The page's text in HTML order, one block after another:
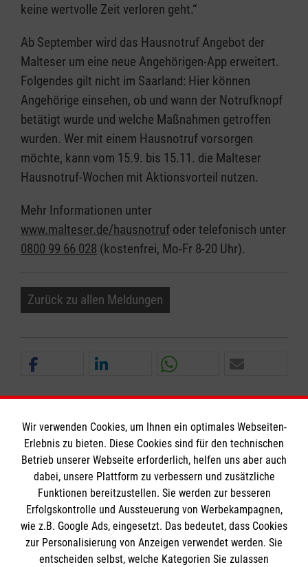
keine wertvolle Zeit verloren geht.“
Ab September wird das Hausnotruf Angebot der
Malteser um eine neue Angehörigen-App erweitert.
Folgendes gilt nicht im Saarland: Hier können
Angehörige einsehen, ob und wann der Notrufknopf
betätigt wurde und welche Maßnahmen getroffen
wurden. Wer mit einem Hausnotruf vorsorgen
möchte, kann vom 15.9. bis 15.11. die Malteser
Hausnotruf-Wochen mit Aktionsvorteil nutzen.
Mehr Informationen unter
www.malteser.de/hausnotruf oder telefonisch unter
0800 99 66 028 (kostenfrei, Mo-Fr 8-20 Uhr).
Zurück zu allen Meldungen
Informationen
Impressum
Datenschutz
Barrierefreiheit
Die Malteser
Wir verwenden Cookies, um Ihnen ein optimales Webseiten-
Erlebnis zu bieten. Diese Cookies sind für den technischen
Betrieb unserer Webseite erforderlich, helfen uns aber auch
dabei, unsere Plattform zu verbessern und zusätzliche
Funktionen bereitzustellen. Sie werden zur besseren
Erfolgskontrolle und Aussteuerung von Werbekampagnen,
wie z.B. Google Ads, eingesetzt. Das bedeutet, dass Cookies
zur Personalisierung von Anzeigen verwendet werden. Sie
entscheiden selbst, welche Kategorien Sie zulassen